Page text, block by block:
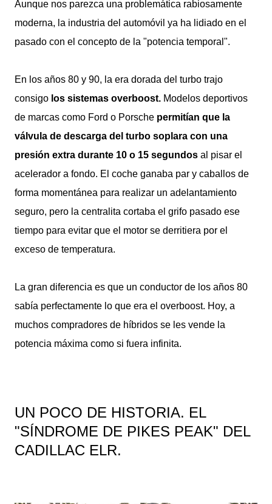
Aunque nos parezca una problemática rabiosamente
moderna, la industria del automóvil ya ha lidiado en el
pasado con el concepto de la "potencia temporal".
En los años 80 y 90, la era dorada del turbo trajo
consigo los sistemas overboost. Modelos deportivos
de marcas como Ford o Porsche permitían que la
válvula de descarga del turbo soplara con una
presión extra durante 10 o 15 segundos al pisar el
acelerador a fondo. El coche ganaba par y caballos de
forma momentánea para realizar un adelantamiento
seguro, pero la centralita cortaba el grifo pasado ese
tiempo para evitar que el motor se derritiera por el
exceso de temperatura.
La gran diferencia es que un conductor de los años 80
sabía perfectamente lo que era el overboost. Hoy, a
muchos compradores de híbridos se les vende la
potencia máxima como si fuera infinita.
UN POCO DE HISTORIA. EL
"SÍNDROME DE PIKES PEAK" DEL
CADILLAC ELR.